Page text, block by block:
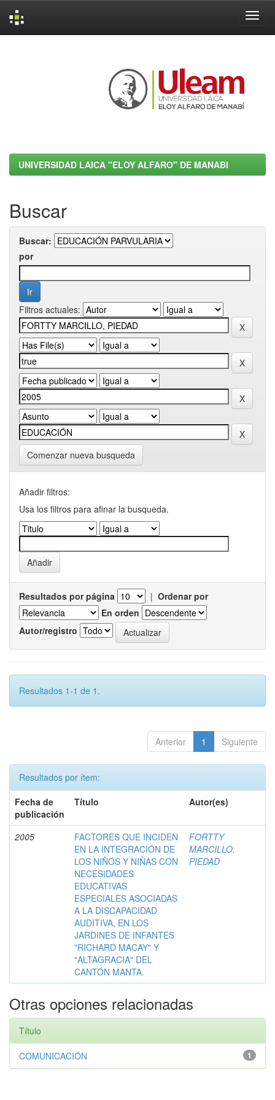
UNIVERSIDAD LAICA "ELOY ALFARO" DE MANABI
Buscar
Buscar:
por
Filtros actuales:
Comenzar nueva busqueda
Añadir filtros:
Usa los filtros para afinar la busqueda.
Resultados por página | Ordenar por
En orden
Autor/registro
Resultados 1-1 de 1.
Anterior 1 Siguiente
Resultados por ítem:
Fecha de
publicación
Título Autor(es)
2005
FACTORES QUE INCIDEN
EN LA INTEGRACIÓN DE
LOS NIÑOS Y NIÑAS CON
NECESIDADES
EDUCATIVAS
ESPECIALES ASOCIADAS
A LA DISCAPACIDAD
AUDITIVA, EN LOS
JARDINES DE INFANTES
"RICHARD MACAY" Y
"ALTAGRACIA" DEL
CANTÓN MANTA.
FORTTY
MARCILLO,
PIEDAD
Otras opciones relacionadas
Título
1
COMUNICACIÓN